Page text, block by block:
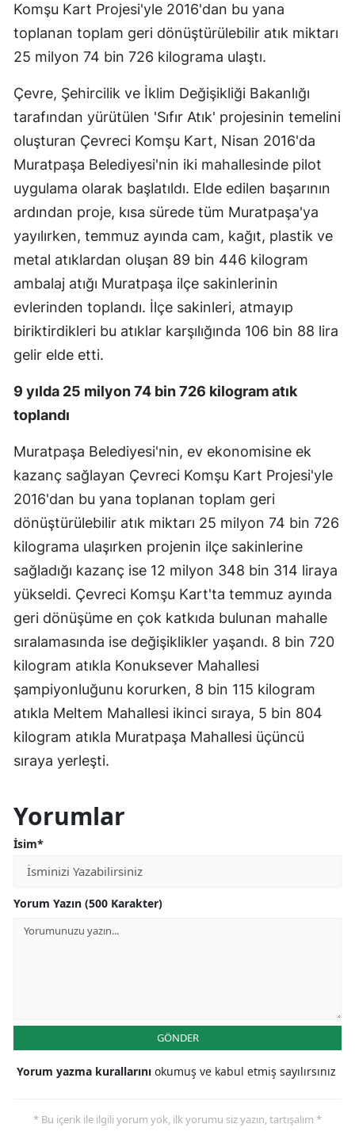
Komşu Kart Projesi'yle 2016'dan bu yana
toplanan toplam geri dönüştürülebilir atık miktarı
25 milyon 74 bin 726 kilograma ulaştı.
Çevre, Şehircilik ve İklim Değişikliği Bakanlığı
tarafından yürütülen 'Sıfır Atık' projesinin temelini
oluşturan Çevreci Komşu Kart, Nisan 2016'da
Muratpaşa Belediyesi'nin iki mahallesinde pilot
uygulama olarak başlatıldı. Elde edilen başarının
ardından proje, kısa sürede tüm Muratpaşa'ya
yayılırken, temmuz ayında cam, kağıt, plastik ve
metal atıklardan oluşan 89 bin 446 kilogram
ambalaj atığı Muratpaşa ilçe sakinlerinin
evlerinden toplandı. İlçe sakinleri, atmayıp
biriktirdikleri bu atıklar karşılığında 106 bin 88 lira
gelir elde etti.
9 yılda 25 milyon 74 bin 726 kilogram atık
toplandı
Muratpaşa Belediyesi'nin, ev ekonomisine ek
kazanç sağlayan Çevreci Komşu Kart Projesi'yle
2016'dan bu yana toplanan toplam geri
dönüştürülebilir atık miktarı 25 milyon 74 bin 726
kilograma ulaşırken projenin ilçe sakinlerine
sağladığı kazanç ise 12 milyon 348 bin 314 liraya
yükseldi. Çevreci Komşu Kart'ta temmuz ayında
geri dönüşüme en çok katkıda bulunan mahalle
sıralamasında ise değişiklikler yaşandı. 8 bin 720
kilogram atıkla Konuksever Mahallesi
şampiyonluğunu korurken, 8 bin 115 kilogram
atıkla Meltem Mahallesi ikinci sıraya, 5 bin 804
kilogram atıkla Muratpaşa Mahallesi üçüncü
sıraya yerleşti.
Yorumlar
İsim*
Yorum Yazın (500 Karakter)
GÖNDER
Yorum yazma kurallarını okumuş ve kabul etmiş sayılırsınız
* Bu içerik ile ilgili yorum yok, ilk yorumu siz yazın, tartışalım *